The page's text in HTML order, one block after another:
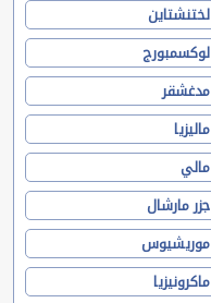
لختنشتاين
لوكسمبورج
مدغشقر
ماليزيا
مالي
جزر مارشال
موريشيوس
ماكرونيزيا